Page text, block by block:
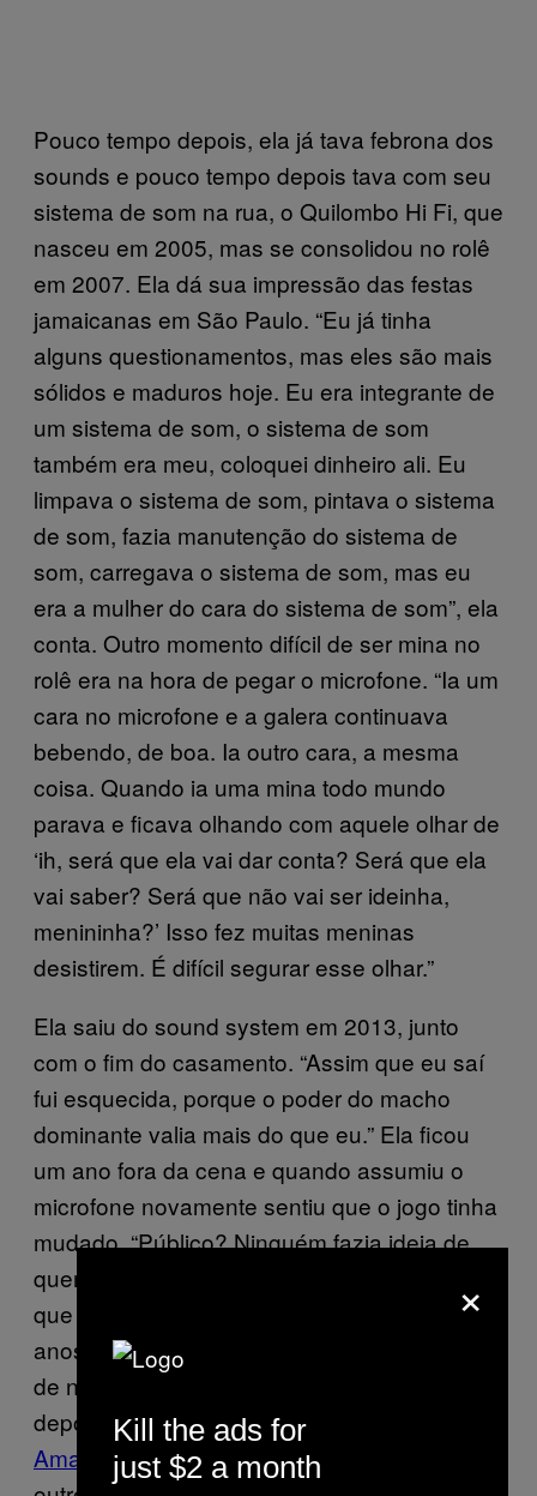
Pouco tempo depois, ela já tava febrona dos
sounds e pouco tempo depois tava com seu
sistema de som na rua, o Quilombo Hi Fi, que
nasceu em 2005, mas se consolidou no rolê
em 2007. Ela dá sua impressão das festas
jamaicanas em São Paulo. “Eu já tinha
alguns questionamentos, mas eles são mais
sólidos e maduros hoje. Eu era integrante de
um sistema de som, o sistema de som
também era meu, coloquei dinheiro ali. Eu
limpava o sistema de som, pintava o sistema
de som, fazia manutenção do sistema de
som, carregava o sistema de som, mas eu
era a mulher do cara do sistema de som”, ela
conta. Outro momento difícil de ser mina no
rolê era na hora de pegar o microfone. “Ia um
cara no microfone e a galera continuava
bebendo, de boa. Ia outro cara, a mesma
coisa. Quando ia uma mina todo mundo
parava e ficava olhando com aquele olhar de
‘ih, será que ela vai dar conta? Será que ela
vai saber? Será que não vai ser ideinha,
menininha?’ Isso fez muitas meninas
desistirem. É difícil segurar esse olhar.”
Ela saiu do sound system em 2013, junto
com o fim do casamento. “Assim que eu saí
fui esquecida, porque o poder do macho
dominante valia mais do que eu.” Ela ficou
um ano fora da cena e quando assumiu o
microfone novamente sentiu que o jogo tinha
mudado. “Público? Ninguém fazia ideia de
quem era eu na fila do pão. Filha, você acha
que cê tá aí bombando? Tem aí sete, oito
anos de bagulho? Vai ter que começar tudo
de novo, bem.” E foi o que ela fez. Três anos
depois ela acabou de lançar seu disco solo,
Amalgama, e vai lançar um EP com seu
×
Kill the ads for
just $2 a month